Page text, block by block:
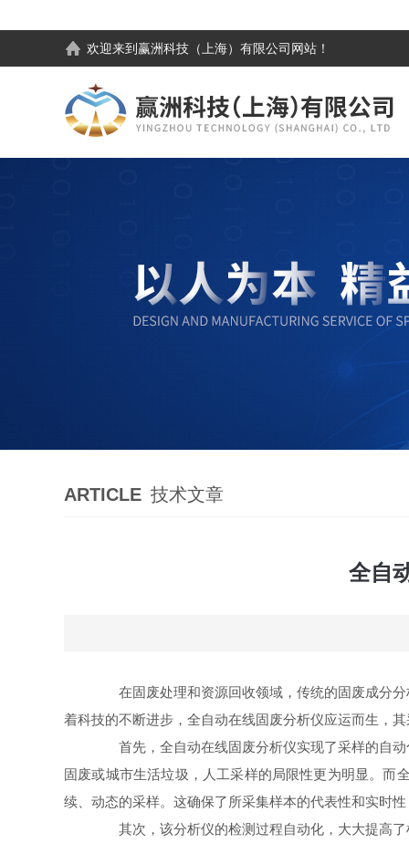
欢迎来到 赢洲科技（上海）有限公司 网站！
ARTICLE 技术文章
全自
在固废处理和资源回收领域，传统的固废成分分
着科技的不断进步，全自动在线固废分析仪应运而生，
首先，全自动在线固废分析仪实现了采样的自动
固废或城市生活垃圾，人工采样的局限性更为明显。而
续、动态的采样。这确保了所采集样本的代表性和实时
其次，该分析仪的检测过程自动化，大大提高了